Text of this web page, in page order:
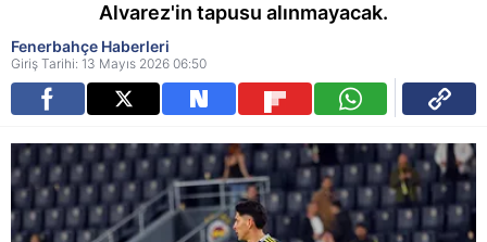
Alvarez'in tapusu alınmayacak.
Fenerbahçe Haberleri
Giriş Tarihi: 13 Mayıs 2026 06:50